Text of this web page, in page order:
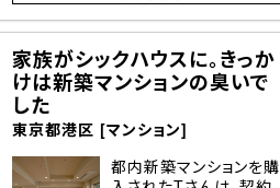
家族がシックハウスに。きっか
けは新築マンションの臭いで
した
東京都港区 [マンション]
都内新築マンションを購